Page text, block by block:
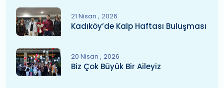
21 Nisan 2026
Kadıköy’de Kalp Haftası Buluşması
20 Nisan 2026
Biz Çok Büyük Bir Aileyiz